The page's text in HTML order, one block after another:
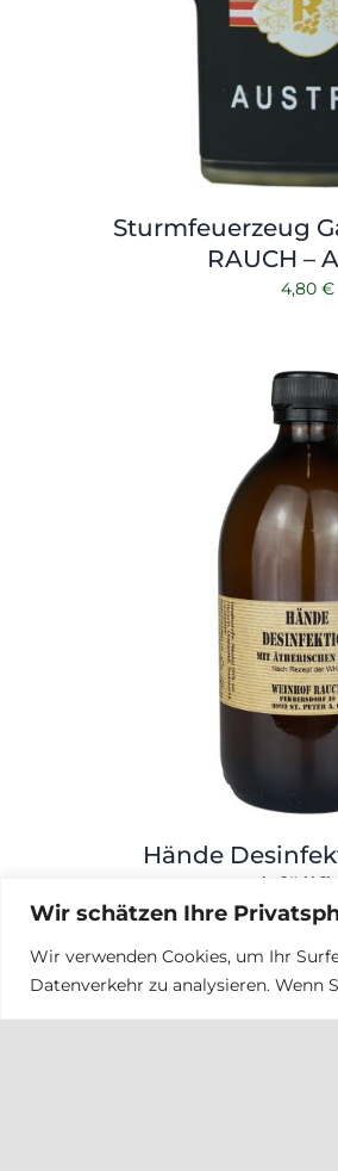
Wir schätzen Ihre
Wir verwenden Cookies, um Ihr
Datenverkehr zu analysieren. Wenn
Sturmfeuerzeug
RAUCH –
4,80€
Hände
17,90€